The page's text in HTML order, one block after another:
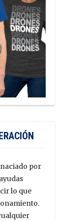
por
lo que